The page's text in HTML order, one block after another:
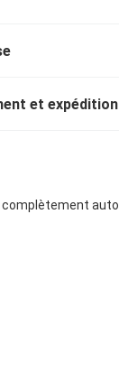
et expédition
complètement